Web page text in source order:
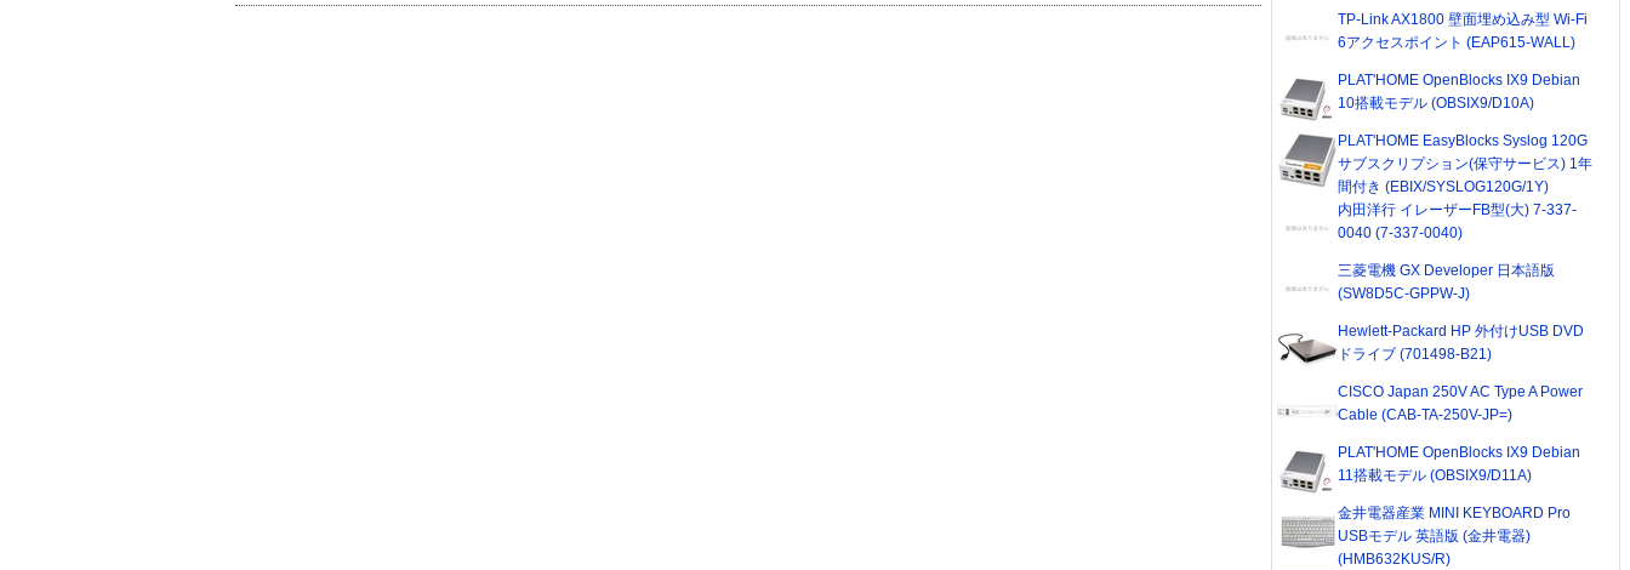
TP-Link AX1800 壁面埋め込み型 Wi-Fi
6アクセスポイント (EAP615-WALL)
PLAT'HOME OpenBlocks IX9 Debian
10搭載モデル (OBSIX9/D10A)
PLAT'HOME EasyBlocks Syslog 120G
サブスクリプション(保守サービス) 1年
間付き (EBIX/SYSLOG120G/1Y)
内田洋行 イレーザーFB型(大) 7-337-
0040 (7-337-0040)
三菱電機 GX Developer 日本語版
(SW8D5C-GPPW-J)
Hewlett-Packard HP 外付けUSB DVD
ドライブ (701498-B21)
CISCO Japan 250V AC Type A Power
Cable (CAB-TA-250V-JP=)
PLAT'HOME OpenBlocks IX9 Debian
11搭載モデル (OBSIX9/D11A)
金井電器産業 MINI KEYBOARD Pro
USBモデル 英語版 (金井電器)
(HMB632KUS/R)